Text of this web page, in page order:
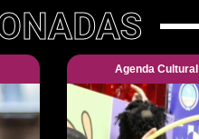
Agenda Cultural